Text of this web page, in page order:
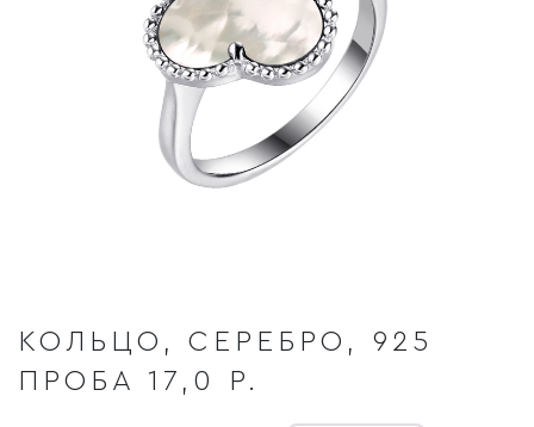
КОЛЬЦО, СЕРЕБРО, 925
ПРОБА 17,0 Р.